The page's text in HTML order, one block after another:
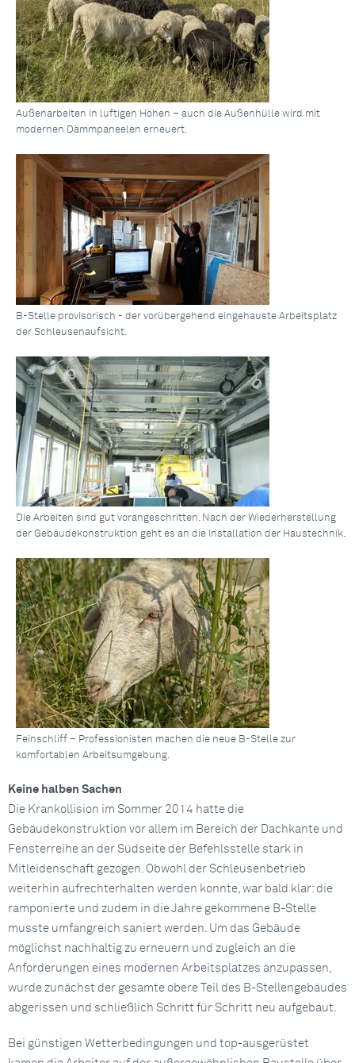
Außenarbeiten in luftigen Höhen – auch die Außenhülle wird mit
modernen Dämmpaneelen erneuert.
B-Stelle provisorisch - der vorübergehend eingehauste Arbeitsplatz
der Schleusenaufsicht.
Die Arbeiten sind gut vorangeschritten. Nach der Wiederherstellung
der Gebäudekonstruktion geht es an die Installation der Haustechnik.
Feinschliff – Professionisten machen die neue B-Stelle zur
komfortablen Arbeitsumgebung.
Keine halben Sachen
Die Krankollision im Sommer 2014 hatte die
Gebäudekonstruktion vor allem im Bereich der Dachkante und
Fensterreihe an der Südseite der Befehlsstelle stark in
Mitleidenschaft gezogen. Obwohl der Schleusenbetrieb
weiterhin aufrechterhalten werden konnte, war bald klar: die
ramponierte und zudem in die Jahre gekommene B-Stelle
musste umfangreich saniert werden. Um das Gebäude
möglichst nachhaltig zu erneuern und zugleich an die
Anforderungen eines modernen Arbeitsplatzes anzupassen,
wurde zunächst der gesamte obere Teil des B-Stellengebäudes
abgerissen und schließlich Schritt für Schritt neu aufgebaut.
Bei günstigen Wetterbedingungen und top-ausgerüstet